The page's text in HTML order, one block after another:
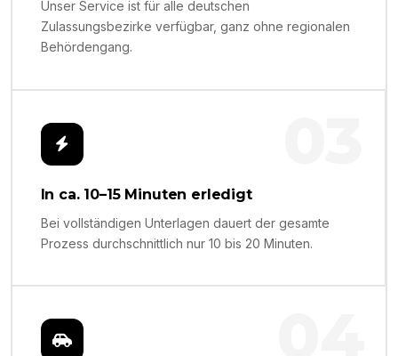
Unser Service ist für alle deutschen
Zulassungsbezirke verfügbar, ganz ohne regionalen
Behördengang.
In ca. 10–15 Minuten erledigt
Bei vollständigen Unterlagen dauert der gesamte
Prozess durchschnittlich nur 10 bis 20 Minuten.